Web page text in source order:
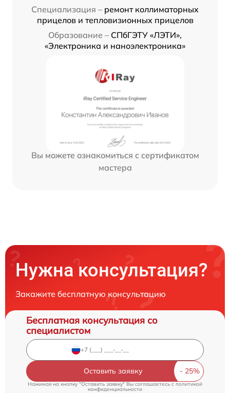
Специализация – ремонт коллиматорных
прицелов и тепловизионных прицелов
Образование – СПбГЭТУ «ЛЭТИ»,
«Электроника и наноэлектроника»
Вы можете ознакомиться с сертификатом
мастера
Нужна консультация?
Закажите бесплатную консультацию
Бесплатная консультация со
специалистом
Оставить заявку
Нажимая на кнопку "Оставить заявку" Вы соглашаетесь cполитикой
конфиденциальности